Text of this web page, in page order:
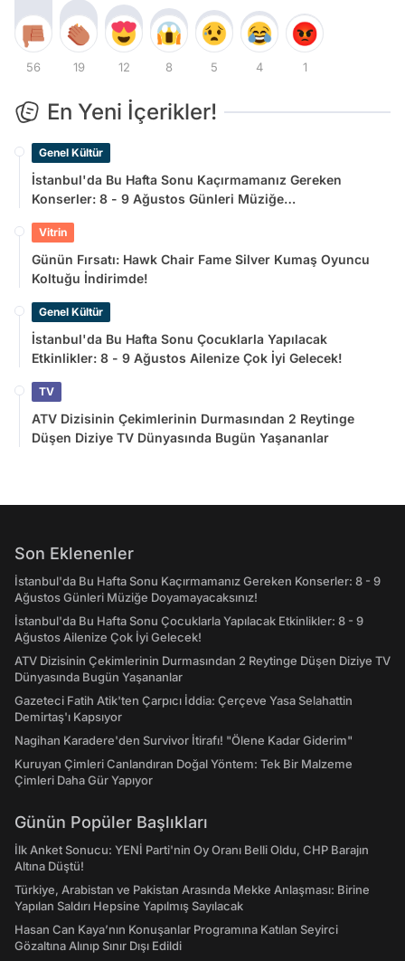
56 19 12 8 5 4 1
En Yeni İçerikler!
Genel Kültür
İstanbul'da Bu Hafta Sonu Kaçırmamanız Gereken
Konserler: 8 - 9 Ağustos Günleri Müziğe
Vitrin
Günün Fırsatı: Hawk Chair Fame Silver Kumaş Oyuncu
Koltuğu İndirimde!
Genel Kültür
İstanbul'da Bu Hafta Sonu Çocuklarla Yapılacak
Etkinlikler: 8 - 9 Ağustos Ailenize Çok İyi Gelecek!
TV
ATV Dizisinin Çekimlerinin Durmasından 2 Reytinge
Düşen Diziye TV Dünyasında Bugün Yaşananlar
Son Eklenenler
İstanbul'da Bu Hafta Sonu Kaçırmamanız Gereken Konserler: 8 - 9
Ağustos Günleri Müziğe Doyamayacaksınız!
İstanbul'da Bu Hafta Sonu Çocuklarla Yapılacak Etkinlikler: 8 - 9
Ağustos Ailenize Çok İyi Gelecek!
ATV Dizisinin Çekimlerinin Durmasından 2 Reytinge Düşen Diziye TV
Dünyasında Bugün Yaşananlar
Gazeteci Fatih Atik'ten Çarpıcı İddia: Çerçeve Yasa Selahattin
Demirtaş'ı Kapsıyor
Nagihan Karadere'den Survivor İtirafı! "Ölene Kadar Giderim"
Kuruyan Çimleri Canlandıran Doğal Yöntem: Tek Bir Malzeme
Çimleri Daha Gür Yapıyor
Günün Popüler Başlıkları
İlk Anket Sonucu: YENİ Parti'nin Oy Oranı Belli Oldu, CHP Barajın
Altına Düştü!
Türkiye, Arabistan ve Pakistan Arasında Mekke Anlaşması: Birine
Yapılan Saldırı Hepsine Yapılmış Sayılacak
Hasan Can Kaya’nın Konuşanlar Programına Katılan Seyirci
Gözaltına Alınıp Sınır Dışı Edildi